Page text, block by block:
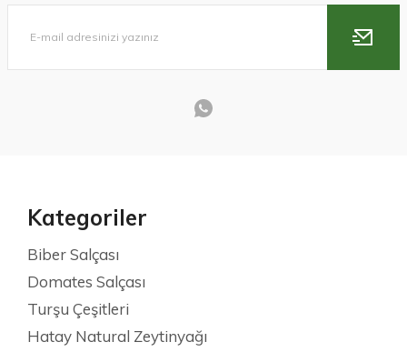
Kategoriler
Biber Salçası
Domates Salçası
Turşu Çeşitleri
Hatay Natural Zeytinyağı